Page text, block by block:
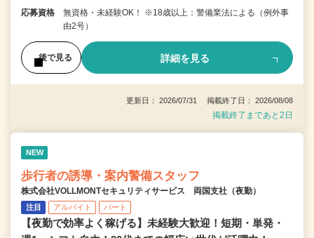
応募資格
無資格・未経験OK！ ※18歳以上：警備業法による（例外事
由2号）
後で見る 詳細を見る
更新日： 2026/07/31 掲載終了日： 2026/08/08
掲載終了まであと2日
NEW
歩行者の誘導・案内警備スタッフ
株式会社VOLLMONTセキュリティサービス 両国支社（夜勤）
注目 アルバイト パート
【夜勤で効率よく稼げる】未経験大歓迎！短期・単発・